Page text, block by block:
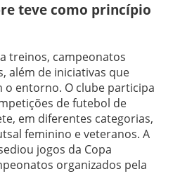
teve como princípio
treinos, campeonatos
além de iniciativas que
o entorno. O clube participa
de futebol de
em diferentes categorias,
feminino e veteranos. A
jogos da Copa
organizados pela